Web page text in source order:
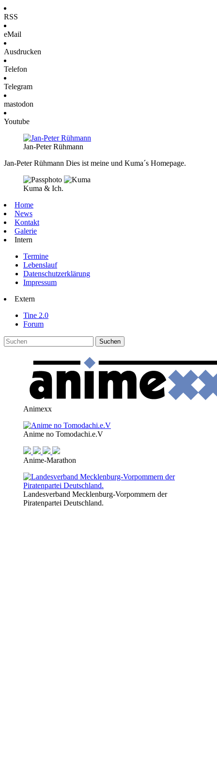
RSS
eMail
Ausdrucken
Telefon
Telegram
mastodon
Youtube
Jan-Peter Rühmann
Jan-Peter Rühmann Dies ist meine und Kuma´s Homepage.
Kuma & Ich.
Home
News
Kontakt
Galerie
Intern
Termine
Lebenslauf
Datenschutzerklärung
Impressum
Extern
Tine 2.0
Forum
Animexx
Anime no Tomodachi.e.V
Anime-Marathon
Landesverband Mecklenburg-Vorpommern der
Piratenpartei Deutschland.